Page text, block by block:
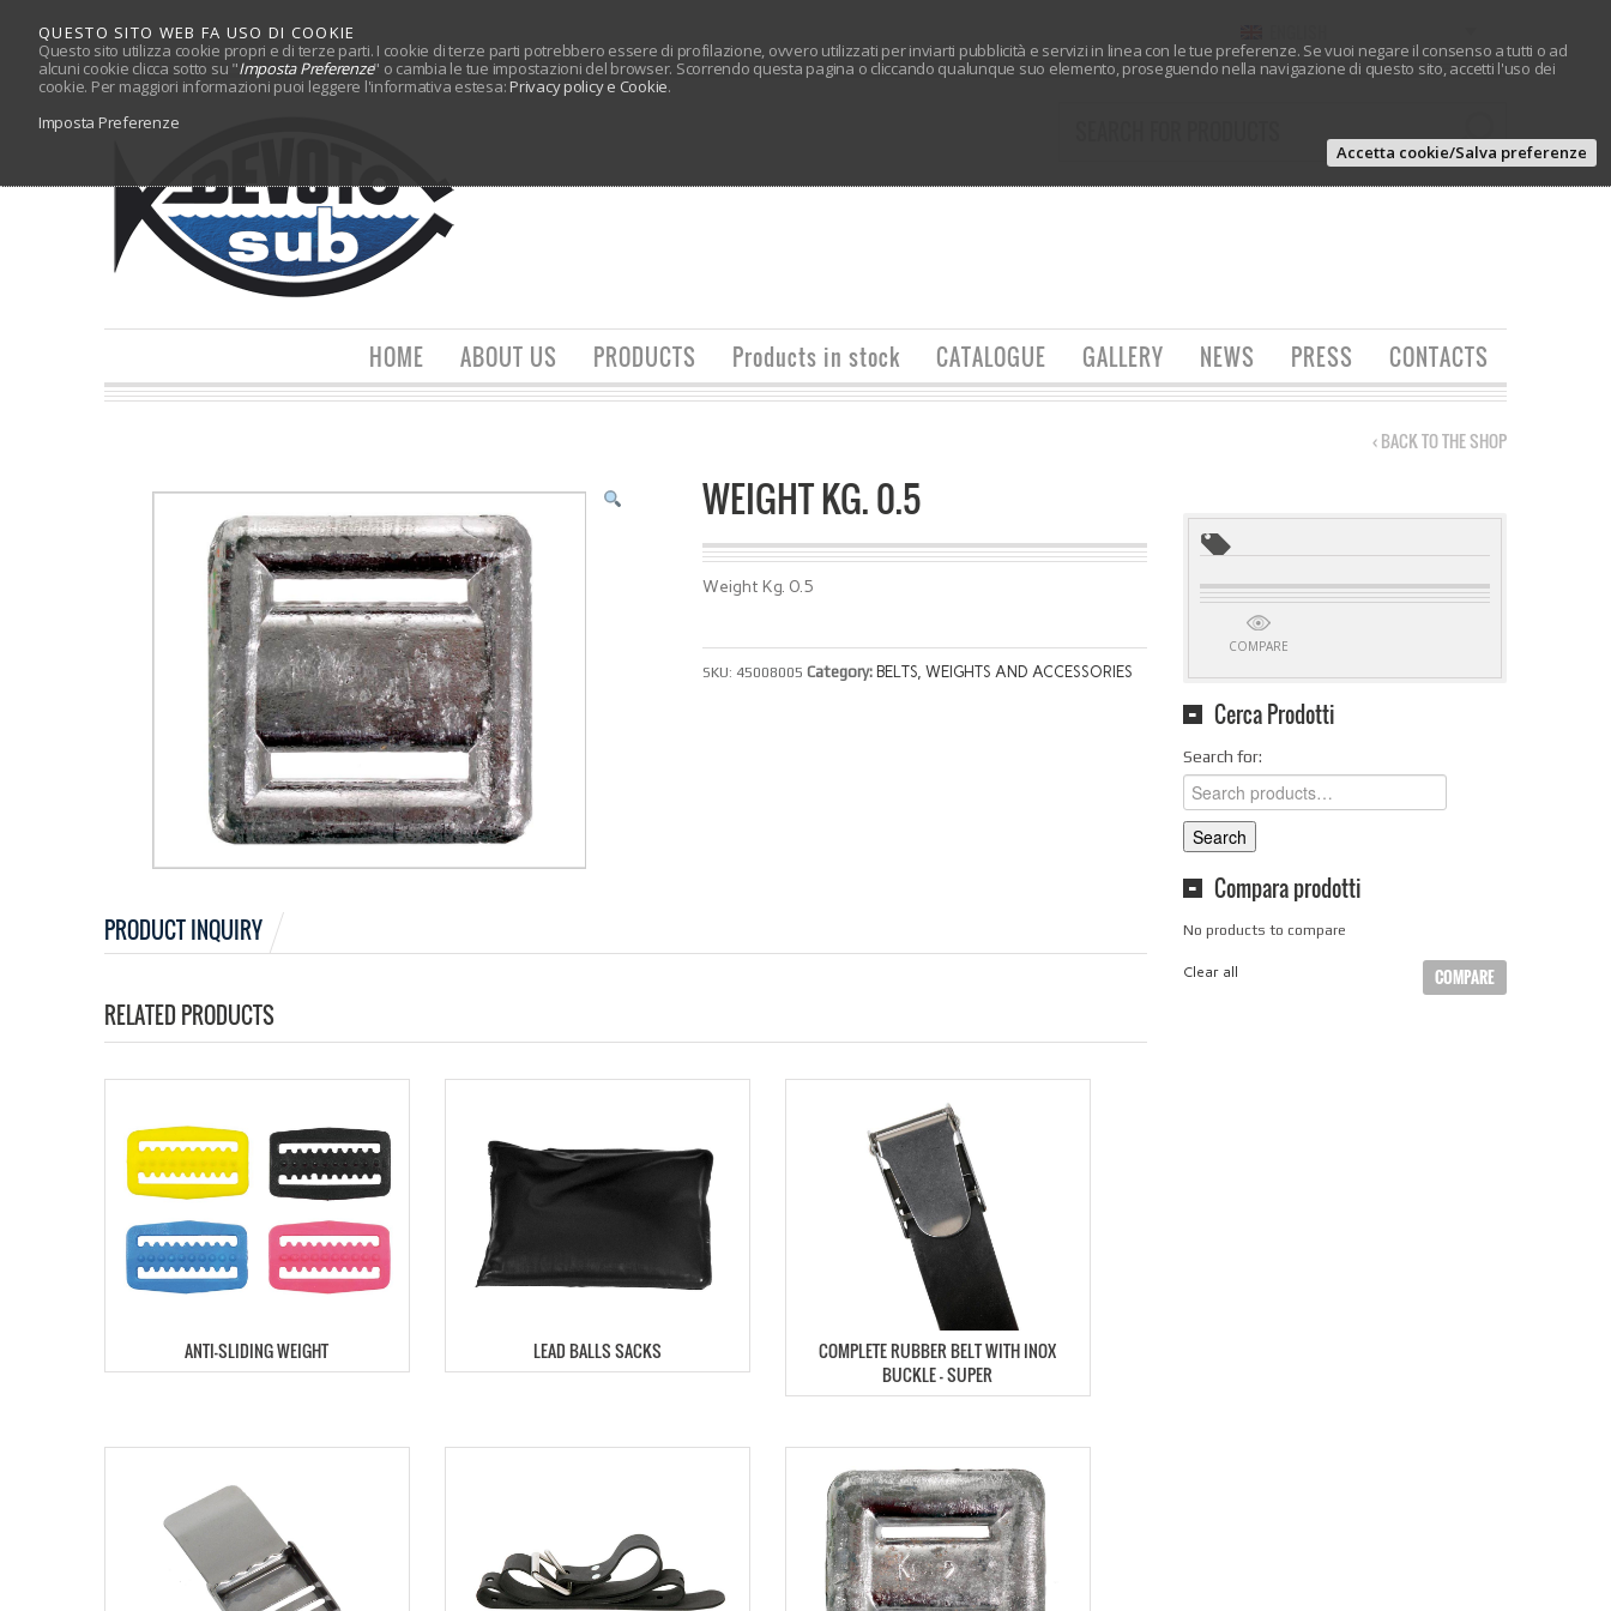
QUESTO SITO WEB FA USO DI COOKIE
Questo sito utilizza cookie propri e di terze parti. I cookie di terze parti potrebbero essere di profilazione, ovvero utilizzati per inviarti pubblicità e servizi in linea con le tue preferenze. Se vuoi negare il consenso a tutti o ad
alcuni cookie clicca sotto su "Imposta Preferenze" o cambia le tue impostazioni del browser. Scorrendo questa pagina o cliccando qualunque suo elemento, proseguendo nella navigazione di questo sito, accetti l'uso dei
cookie. Per maggiori informazioni puoi leggere l'informativa estesa: Privacy policy e Cookie.
Imposta Preferenze
Accetta cookie/Salva preferenze
HOME ABOUT US PRODUCTS Products in stock CATALOGUE GALLERY NEWS PRESS CONTACTS
‹ BACK TO THE SHOP
WEIGHT KG. 0.5
Weight Kg. 0.5
SKU: 45008005 Category: BELTS, WEIGHTS AND ACCESSORIES
PRODUCT INQUIRY
RELATED PRODUCTS
ANTI-SLIDING WEIGHT LEAD BALLS SACKS
COMPLETE RUBBER BELT WITH INOX
BUCKLE – SUPER
COMPARE
Cerca Prodotti
Search for:
Search
Compara prodotti
No products to compare
Clear all COMPARE